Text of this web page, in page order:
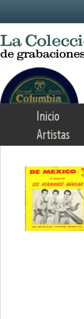
Inicio
Artistas